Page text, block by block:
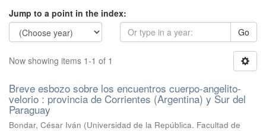
Jump to a point in the index:
Go
Now showing items 1-1 of 1
Breve esbozo sobre los encuentros cuerpo-angelito-
velorio : provincia de Corrientes (Argentina) y Sur del
Paraguay
Bondar, César Iván (Universidad de la República. Facultad de